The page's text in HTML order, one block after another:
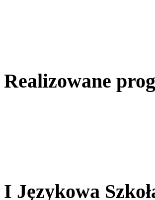
Realizowane
I Językowa